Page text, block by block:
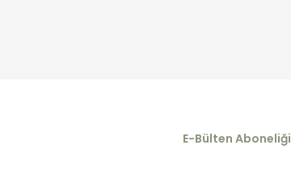
E-Bülten Aboneliği